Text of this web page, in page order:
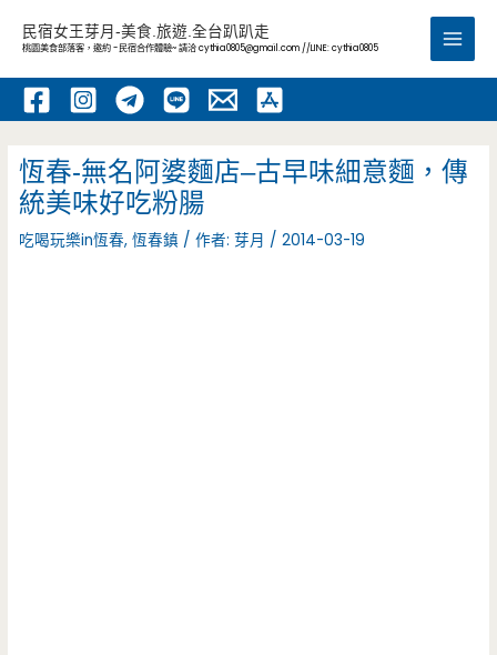
內
民宿女王芽月-美食.旅遊.全台趴趴走
桃園美食部落客，邀約 -民宿合作體驗~ 請洽cythia0805@gmail.com //LINE: cythia0805
Main
恆春-無名阿婆麵店–古早味細意麵，傳
統美味好吃粉腸
吃喝玩樂in恆春,恆春鎮 / 作者:芽月 /2014-03-19